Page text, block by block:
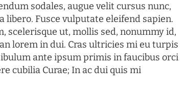
sodales, augue velit cursus nunc,
libero. Fusce vulputate eleifend sapien.
scelerisque ut, mollis sed, nonummy id,
lorem in dui. Cras ultricies mi eu turpis
ante ipsum primis in faucibus orci
cubilia Curae; In ac dui quis mi